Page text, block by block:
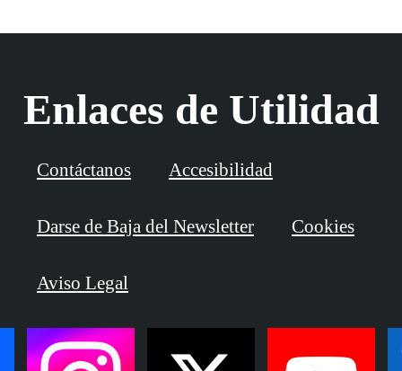
Enlaces de Utilidad
Contáctanos Accesibilidad
Darse de Baja del Newsletter Cookies
Aviso Legal